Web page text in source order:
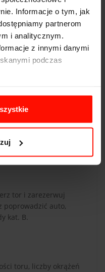
Informacje o tym, jak
partnerom
i analitycznym.
z innymi danymi
podczas
zakupu. Voucher
taką samą ważność co
tor i zarezerwuj
poprowadzić auto,
kat. B.
toru, liczby okrążeń